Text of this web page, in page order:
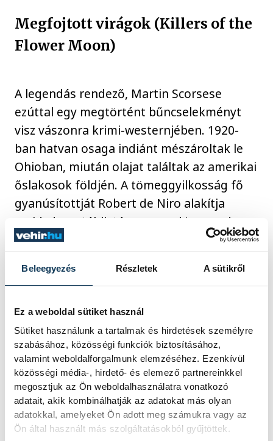
Beleegyezés Részletek A sütikről
Ez a weboldal sütiket használ
Sütiket használunk a tartalmak és hirdetések személyre
szabásához, közösségi funkciók biztosításához,
valamint weboldalforgalmunk elemzéséhez. Ezenkívül
közösségi média-, hirdető- és elemező partnereinkkel
megosztjuk az Ön weboldalhasználatra vonatkozó
adatait, akik kombinálhatják az adatokat más olyan
adatokkal, amelyeket Ön adott meg számukra vagy az
Ön által használt más szolgáltatásokból gyűjtöttek.
Megfojtott virágok (Killers of the
Flower Moon)
A legendás rendező, Martin Scorsese
ezúttal egy megtörtént bűncselekményt
visz vászonra krimi-westernjében. 1920-
ban hatvan osaga indiánt mészároltak le
Ohioban, miután olajat találtak az amerikai
őslakosok földjén. A tömeggyilkosság fő
gyanúsítottját Robert de Niro alakítja
majd, de a stáblistán szerepel Leonardo
diCaprio, Jesse Plemons és Brendon Fraser
Írhez hasonlóan ezúttal is több mint